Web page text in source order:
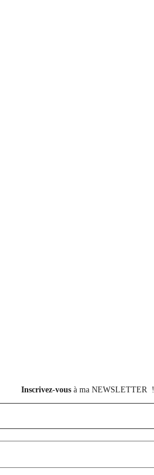
Inscrivez-vousà ma NEWSLETTER !